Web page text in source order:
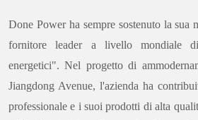
Done Power ha sempre sostenuto la sua
fornitore leader a livello mondiale
energetici". Nel progetto di
Jiangdong Avenue, l'azienda ha
professionale e i suoi prodotti di alta